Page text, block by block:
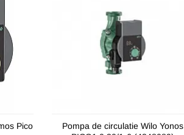
Pico
Pompa de circulatie Wilo Yonos